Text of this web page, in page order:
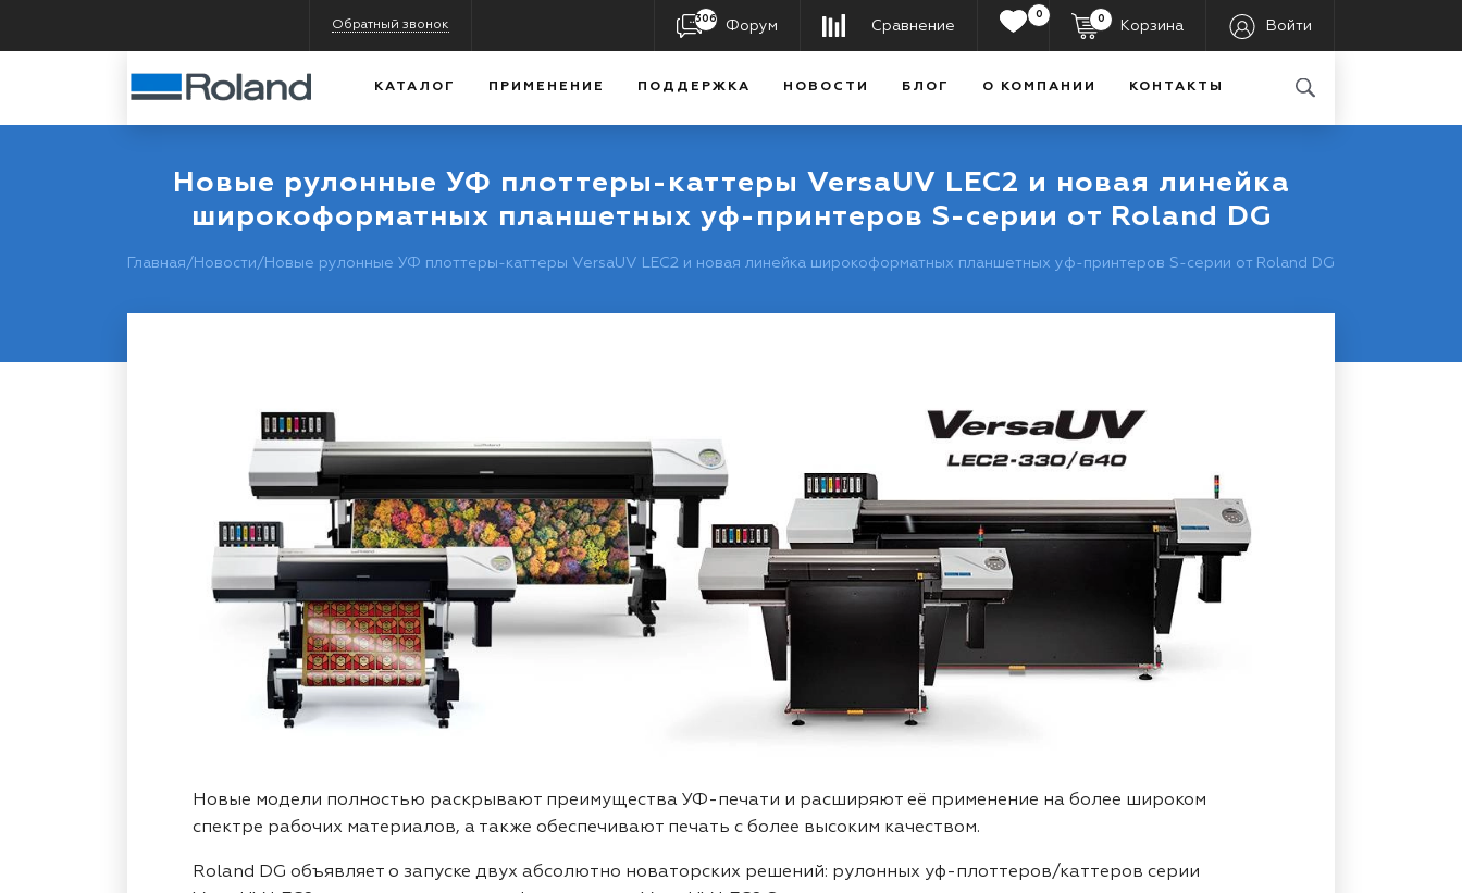
Обратный звонок 306 Форум Сравнение
0 0 Корзина Войти
КАТАЛОГ ПРИМЕНЕНИЕ ПОДДЕРЖКА НОВОСТИ БЛОГ О КОМПАНИИ КОНТАКТЫ
Новые рулонные УФ плоттеры-каттеры VersaUV LEC2 и новая линейка
широкоформатных планшетных уф-принтеров S-серии от Roland DG
Главная/ Новости/ Новые рулонные УФ плоттеры-каттеры VersaUV LEC2 и новая линейка широкоформатных планшетных уф-принтеров S-серии от Roland DG
Новые модели полностью раскрывают преимущества УФ-печати и расширяют её применение на более широком
спектре рабочих материалов, а также обеспечивают печать с более высоким качеством.
Roland DG объявляет о запуске двух абсолютно новаторских решений: рулонных уф-плоттеров/каттеров серии